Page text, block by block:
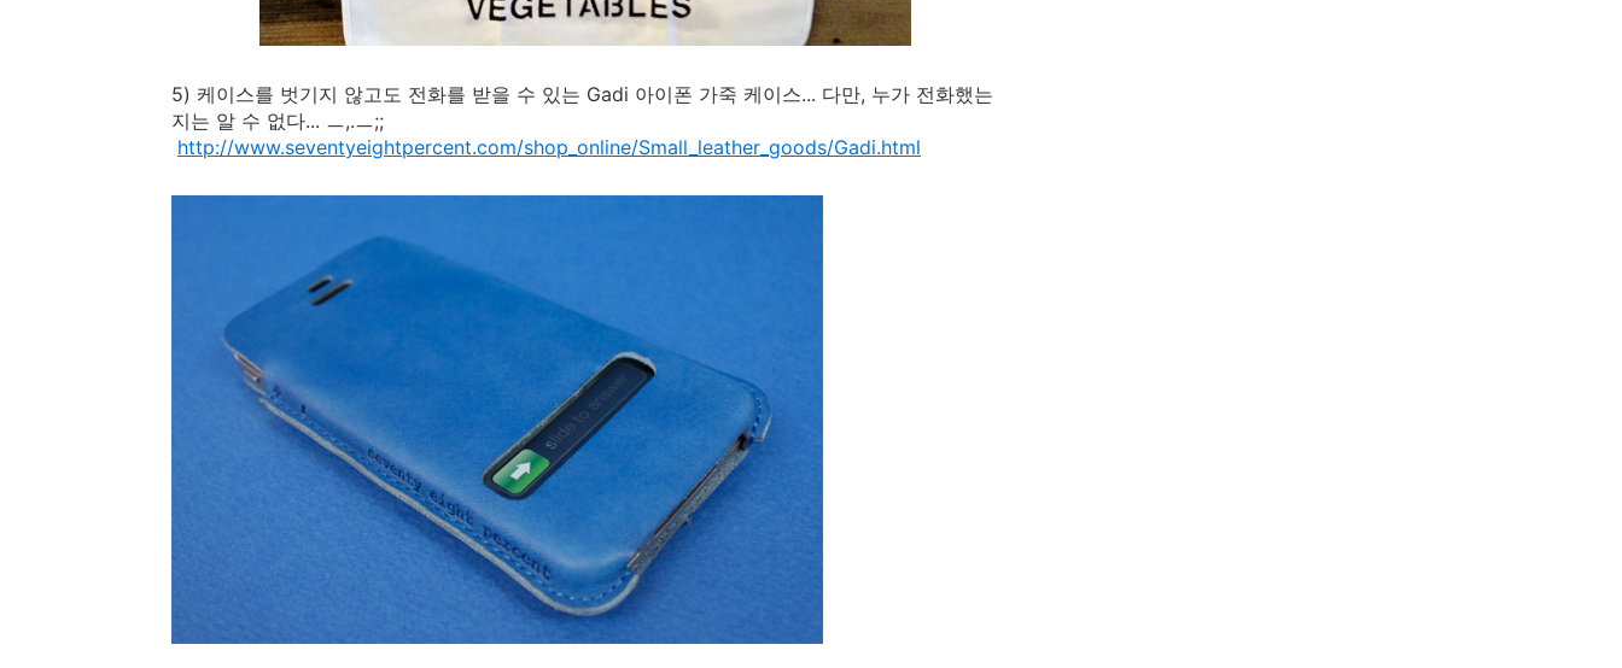
5) 케이스를 벗기지 않고도 전화를 받을 수 있는 Gadi 아이폰 가죽 케이스... 다만, 누가 전화했는
지는 알 수 없다... ㅡ,.ㅡ;;
http://www.seventyeightpercent.com/shop_online/Small_leather_goods/Gadi.html